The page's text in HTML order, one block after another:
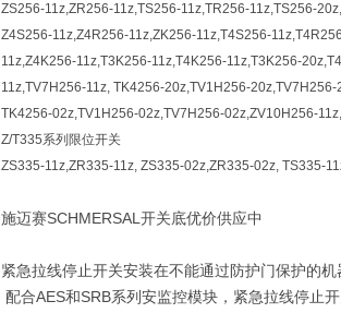
ZS256-11z,ZR256-11z,TS256-11z,TR256-11z,TS256-
Z4S256-11z,Z4R256-11z,ZK256-11z,T4S256-
11z,Z4K256-11z,T3K256-11z,T4K256-11z,T3K256-
11z,TV7H256-11z, TK4256-20z,TV1H256-20z,TV7H256-
TK4256-02z,TV1H256-02z,TV7H256-02z,ZV10H256-
Z/T335系列限位开关
ZS335-11z,ZR335-11z, ZS335-02z,ZR335-02z, TS335-
施迈赛SCHMERSAL开关底优价供应中
紧急拉线停止开关安装在不能通过防护门保护的
配合AES和SRB系列安监控模块，紧急拉线停止